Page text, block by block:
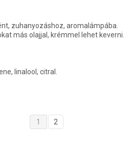
zuhanyozáshoz, aromalámpába.
más olajjal, krémmel lehet keverni.
linalool, citral.
1 2